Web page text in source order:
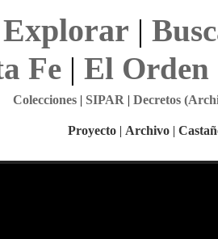
Explorar |
Fe| El Orden
Colecciones| SIPAR | Decretos
Proyecto | Archivo |